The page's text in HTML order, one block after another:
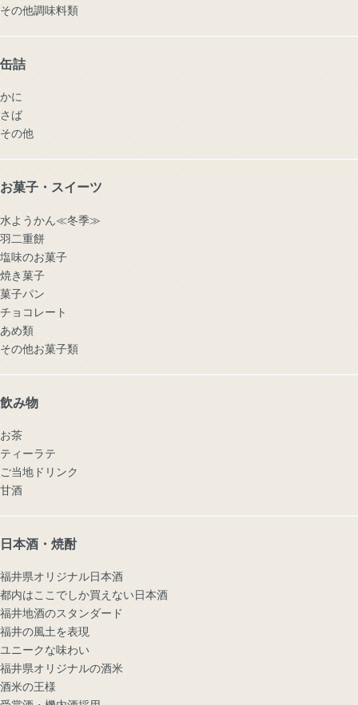
その他調味料類
缶詰
かに
さば
その他
お菓子・スイーツ
水ようかん≪冬季≫
羽二重餅
塩味のお菓子
焼き菓子
菓子パン
チョコレート
あめ類
その他お菓子類
飲み物
お茶
ティーラテ
ご当地ドリンク
甘酒
日本酒・焼酎
福井県オリジナル日本酒
都内はここでしか買えない日本酒
福井地酒のスタンダード
福井の風土を表現
ユニークな味わい
福井県オリジナルの酒米
酒米の王様